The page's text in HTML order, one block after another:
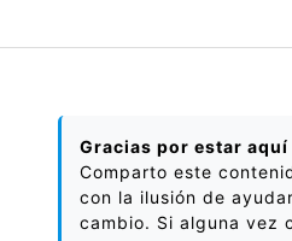
Gracias por estar aquí
Comparto este
con la ilusión de
cambio. Si alguna vez